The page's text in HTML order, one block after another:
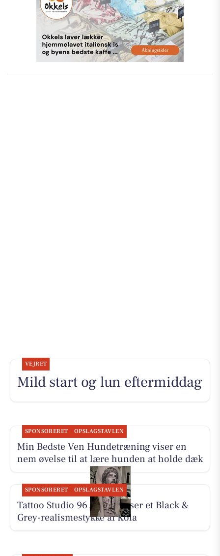
VEJRET
Mild start og lun eftermiddag
SPONSORERET OPSLAGSTAVLEN
Min Bedste Ven Hundetræning viser en
nem øvelse til at lære hunden at holde dæk
SPONSORERET OPSLAGSTAVLEN
Tattoo Studio 96 Aarhus viser et Black &
Grey-realismestykke af Kola